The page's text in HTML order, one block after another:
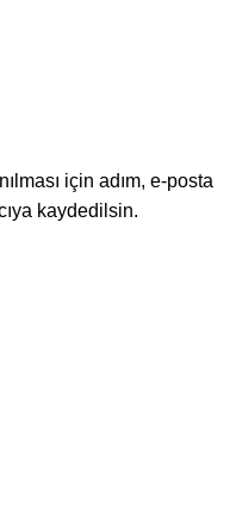
için adım, e-posta
kaydedilsin.